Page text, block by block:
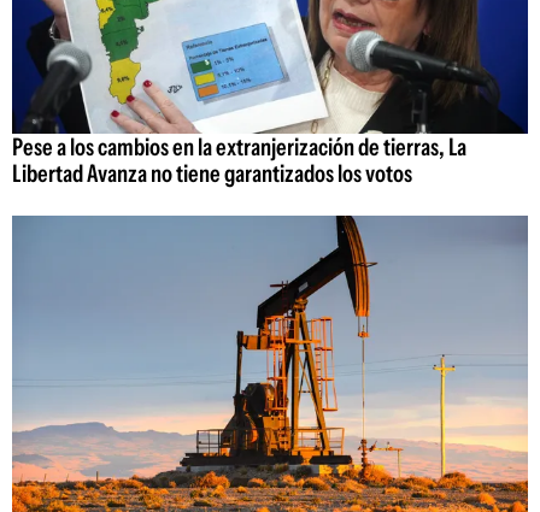
Pese a los cambios en la extranjerización de tierras, La
Libertad Avanza no tiene garantizados los votos